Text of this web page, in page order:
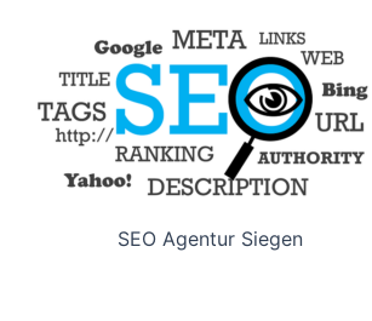
SEO Agentur Siegen